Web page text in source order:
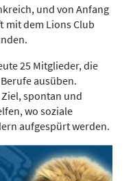
und von Anfang
mit dem Lions Club
25 Mitglieder, die
ausüben.
spontan und
wo soziale
aufgespürt werden.